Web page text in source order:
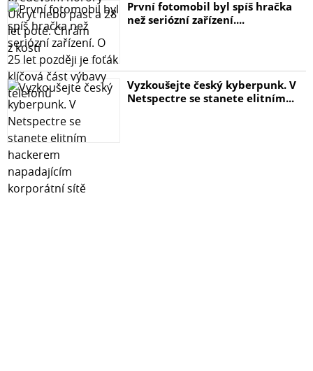
První fotomobil byl spíš hračka
než seriózní zařízení....
Vyzkoušejte český kyberpunk. V
Netspectre se stanete elitním...